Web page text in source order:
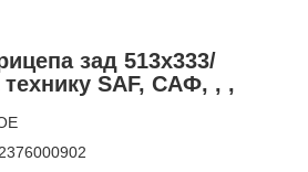
зад 513x333/
технику SAF, САФ, , ,